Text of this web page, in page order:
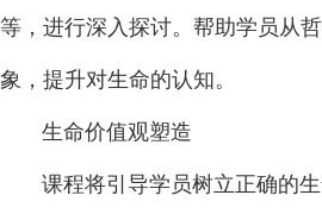
等，进行深入探讨。帮助学员从
象，提升对生命的认知。
生命价值观塑造
课程将引导学员树立正确的